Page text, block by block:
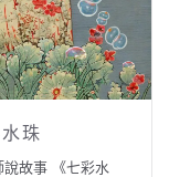
珠
說故事 《七彩水